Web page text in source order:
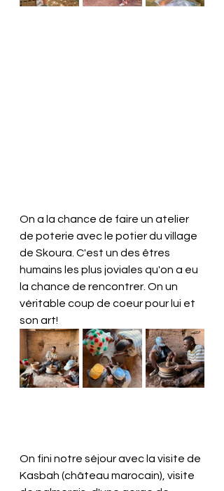
On a la chance de faire un atelier
de poterie avec le potier du village
de Skoura. C'est un des êtres
humains les plus joviales qu'on a eu
la chance de rencontrer. On un
véritable coup de coeur pour lui et
son art!
On fini notre séjour avec la visite de
Kasbah (château marocain), visite